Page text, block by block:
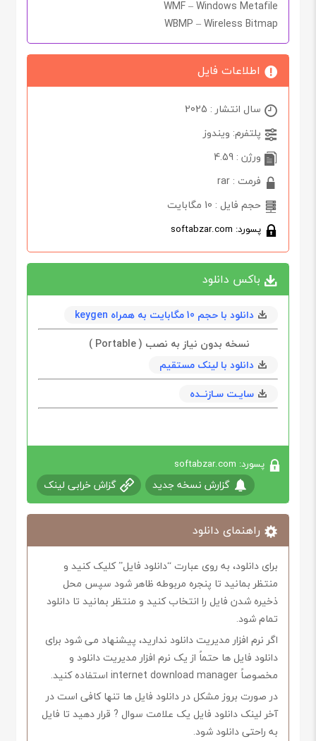
WMF – Windows Metafile
WBMP – Wireless Bitmap
اطلاعات فایل
سال انتشار : 2025
پلتفرم: ویندوز
ورژن : 4.59
فرمت : rar
حجم فایل : 10 مگابایت
پسورد: softabzar.com
باکس دانلود
دانلود با حجم 10 مگابايت به همراه keygen
نسخه بدون نیاز به نصب ( Portable )
دانلود با لینک مستقیم
سایـت سـازنــده
پسورد: softabzar.com
گزارش نسخه جدید گزاش خرابی لینک
راهنمای دانلود
برای دانلود، به روی عبارت “دانلود فایل” کلیک کنید و
منتظر بمانید تا پنجره مربوطه ظاهر شود سپس محل
ذخیره شدن فایل را انتخاب کنید و منتظر بمانید تا دانلود
تمام شود.
اگر نرم افزار مدیریت دانلود ندارید، پیشنهاد می شود برای
دانلود فایل ها حتماً از یک نرم افزار مدیریت دانلود و
مخصوصاً internet download manager استفاده کنید.
در صورت بروز مشکل در دانلود فایل ها تنها کافی است در
آخر لینک دانلود فایل یک علامت سوال ? قرار دهید تا فایل
به راحتی دانلود شود.